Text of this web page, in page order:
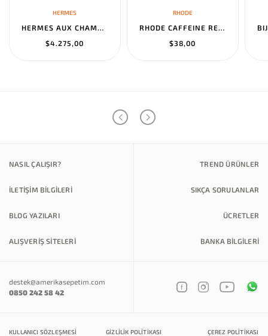
HERMES
HERMES AUX CHAMPS EN FLEURS" PANTS NOIR
$4.275,00
RHODE
RHODE CAFFEINE RESET SCULPTING CREAM MASK
$38,00
NASIL ÇALIŞIR? TREND ÜRÜNLER
İLETİŞİM BİLGİLERİ SIKÇA SORULANLAR
BLOG YAZILARI ÜCRETLER
ALIŞVERİŞ SİTELERİ BANKA BILGILERI
destek@amerikasepetim.com
0850 242 58 42
KULLANICI SÖZLEŞMESI GIZLILIK POLITIKASI ÇEREZ POLITIKASI